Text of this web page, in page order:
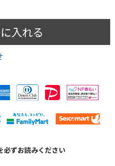
入れる
必ずお読みください